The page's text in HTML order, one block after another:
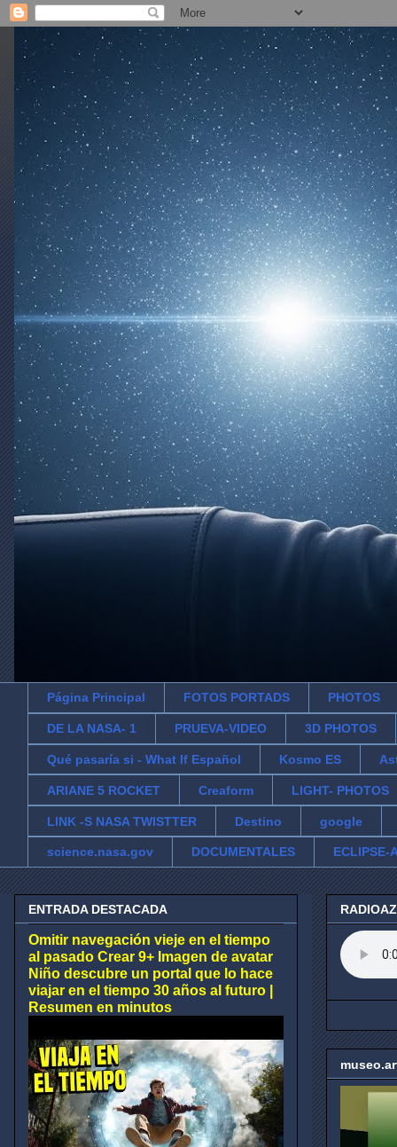
Página Principal FOTOS PORTADS PHOTOS
DE LA NASA- 1 PRUEVA-VIDEO 3D PHOTOS
Qué pasaría si - What If Español Kosmo ES
ARIANE 5 ROCKET Creaform LIGHT- PHOTOS
LINK -S NASA TWISTTER Destino google
science.nasa.gov DOCUMENTALES ECLIPSE-
ENTRADA DESTACADA
Omitir navegación vieje en el tiempo
al pasado Crear 9+ Imagen de avatar
Niño descubre un portal que lo hace
viajar en el tiempo 30 años al futuro |
Resumen en minutos